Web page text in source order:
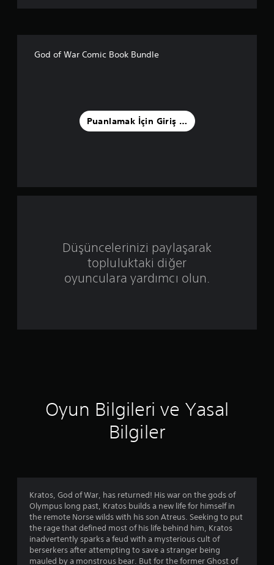
a
m
ı
i
n
4
4
y
God of War Comic Book Bundle
Puanlamak İçin Giriş Yapın
Düşüncelerinizi paylaşarak
topluluktaki diğer
oyunculara yardımcı olun.
Oyun Bilgileri ve Yasal
Bilgiler
Kratos, God of War, has returned! His war on the gods of
Olympus long past, Kratos builds a new life for himself in
the remote Norse wilds with his son Atreus. Seeking to put
the rage that defined most of his life behind him, Kratos
inadvertently sparks a feud with a mysterious cult of
berserkers after attempting to save a stranger being
mauled by a monstrous bear. But for the former Ghost of